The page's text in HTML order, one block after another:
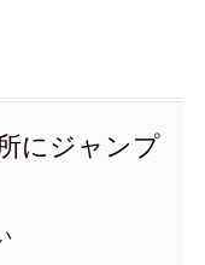
にジャンプ